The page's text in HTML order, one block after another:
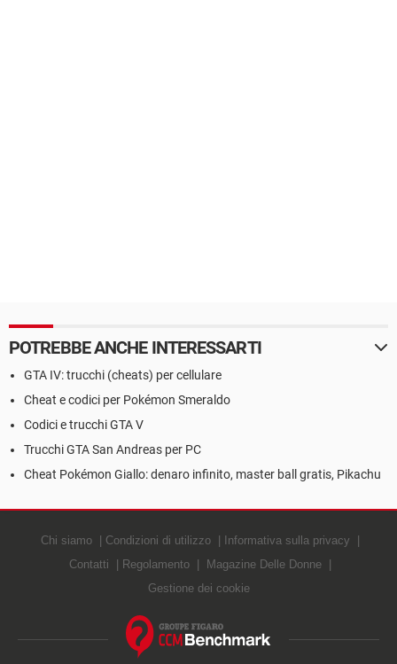
POTREBBE ANCHE INTERESSARTI
GTA IV: trucchi (cheats) per cellulare
Cheat e codici per Pokémon Smeraldo
Codici e trucchi GTA V
Trucchi GTA San Andreas per PC
Cheat Pokémon Giallo: denaro infinito, master ball gratis, Pikachu
Chi siamo Condizioni di utilizzo
Informativa sulla privacy
Contatti
Regolamento
Magazine Delle Donne
Gestione dei cookie